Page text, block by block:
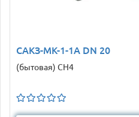
САКЗ-МК-1-1А DN 20
(бытовая) CH4